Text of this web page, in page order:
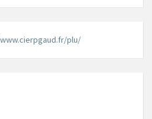
plu/